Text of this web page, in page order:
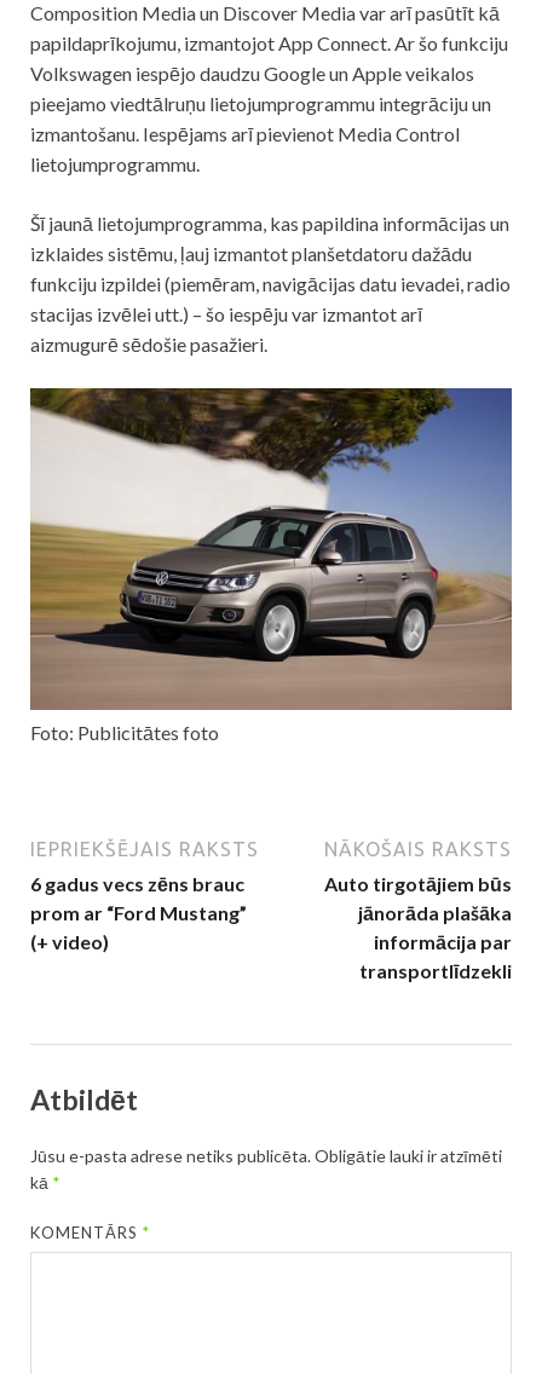
Composition Media un Discover Media var arī pasūtīt kā
papildaprīkojumu, izmantojot App Connect. Ar šo funkciju
Volkswagen iespējo daudzu Google un Apple veikalos
pieejamo viedtālruņu lietojumprogrammu integrāciju un
izmantošanu. Iespējams arī pievienot Media Control
lietojumprogrammu.
Šī jaunā lietojumprogramma, kas papildina informācijas un
izklaides sistēmu, ļauj izmantot planšetdatoru dažādu
funkciju izpildei (piemēram, navigācijas datu ievadei, radio
stacijas izvēlei utt.) – šo iespēju var izmantot arī
aizmugurē sēdošie pasažieri.
Foto: Publicitātes foto
IEPRIEKŠĒJAIS RAKSTS
6 gadus vecs zēns brauc
prom ar “Ford Mustang”
(+ video)
NĀKOŠAIS RAKSTS
Auto tirgotājiem būs
jānorāda plašāka
informācija par
transportlīdzekli
Atbildēt
Jūsu e-pasta adrese netiks publicēta.Obligātie lauki ir atzīmēti
kā *
KOMENTĀRS*